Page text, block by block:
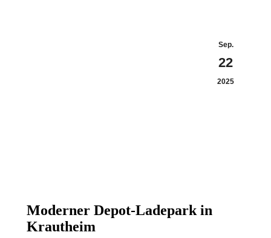
Sep.
22
2025
Moderner Depot-Ladepark in
Krautheim